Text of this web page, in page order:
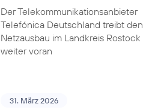
Der Telekommunikationsanbieter
Telefónica Deutschland treibt den
Netzausbau im Landkreis Rostock
weiter voran
31. März 2026